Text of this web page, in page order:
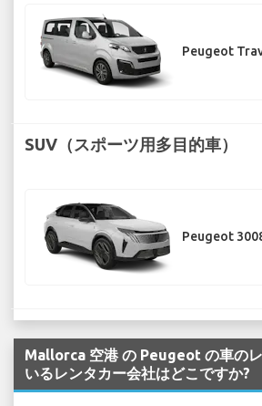
Peugeot
SUV（スポーツ用多目的車）
Peugeot
Mallorca 空港 の Peugeot の車の
いるレンタカー会社はどこですか?